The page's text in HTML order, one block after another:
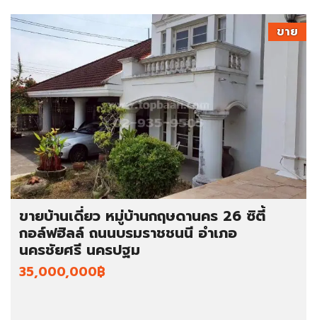
ขาย
ขายบ้านเดี่ยว หมู่บ้านกฤษดานคร 26 ซิตี้
กอล์ฟฮิลล์ ถนนบรมราชชนนี อำเภอ
นครชัยศรี นครปฐม
35,000,000฿